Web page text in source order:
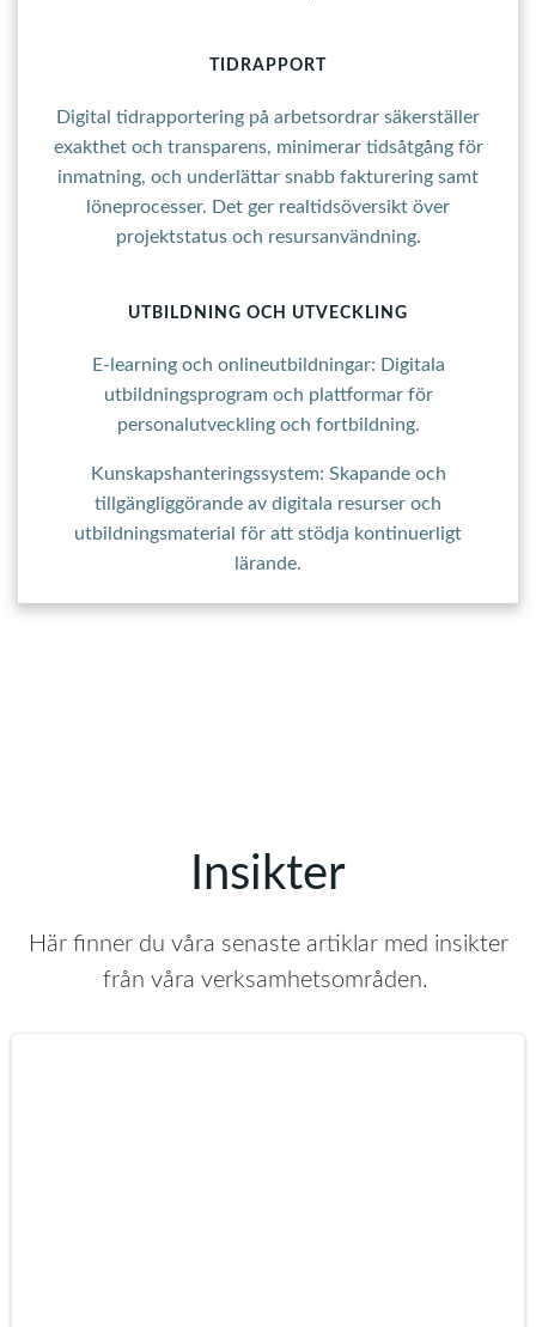
TIDRAPPORT
Digital tidrapportering på arbetsordrar säkerställer
exakthet och transparens, minimerar tidsåtgång för
inmatning, och underlättar snabb fakturering samt
löneprocesser. Det ger realtidsöversikt över
projektstatus och resursanvändning.
UTBILDNING OCH UTVECKLING
E-learning och onlineutbildningar: Digitala
utbildningsprogram och plattformar för
personalutveckling och fortbildning.
Kunskapshanteringssystem: Skapande och
tillgängliggörande av digitala resurser och
utbildningsmaterial för att stödja kontinuerligt
lärande.
Insikter
Här finner du våra senaste artiklar med insikter
från våra verksamhetsområden.